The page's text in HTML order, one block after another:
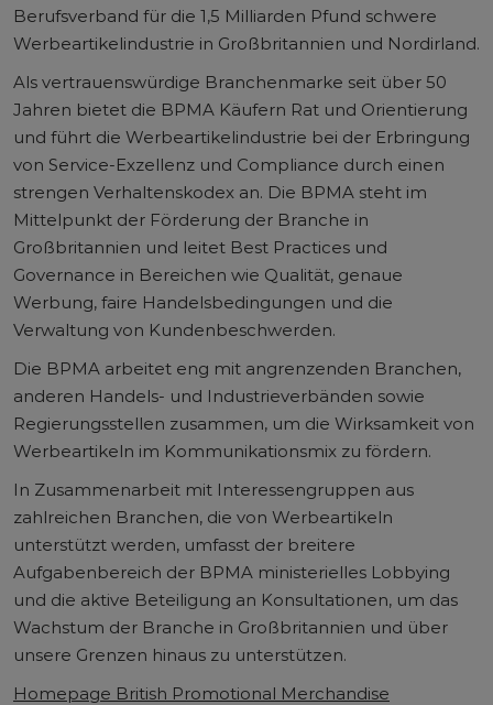
Berufsverband für die 1,5 Milliarden Pfund schwere
Werbeartikelindustrie in Großbritannien und Nordirland.
Als vertrauenswürdige Branchenmarke seit über 50
Jahren bietet die BPMA Käufern Rat und Orientierung
und führt die Werbeartikelindustrie bei der Erbringung
von Service-Exzellenz und Compliance durch einen
strengen Verhaltenskodex an. Die BPMA steht im
Mittelpunkt der Förderung der Branche in
Großbritannien und leitet Best Practices und
Governance in Bereichen wie Qualität, genaue
Werbung, faire Handelsbedingungen und die
Verwaltung von Kundenbeschwerden.
Die BPMA arbeitet eng mit angrenzenden Branchen,
anderen Handels- und Industrieverbänden sowie
Regierungsstellen zusammen, um die Wirksamkeit von
Werbeartikeln im Kommunikationsmix zu fördern.
In Zusammenarbeit mit Interessengruppen aus
zahlreichen Branchen, die von Werbeartikeln
unterstützt werden, umfasst der breitere
Aufgabenbereich der BPMA ministerielles Lobbying
und die aktive Beteiligung an Konsultationen, um das
Wachstum der Branche in Großbritannien und über
unsere Grenzen hinaus zu unterstützen.
Homepage British Promotional Merchandise